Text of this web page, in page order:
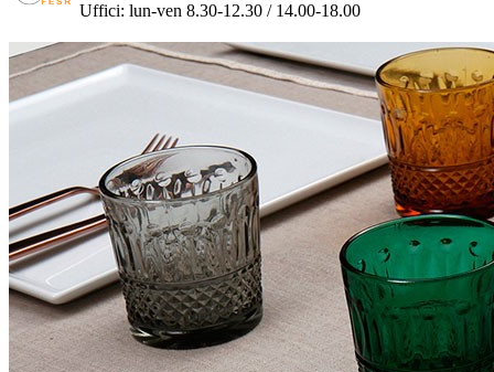
Uffici: lun-ven 8.30-12.30 / 14.00-18.00